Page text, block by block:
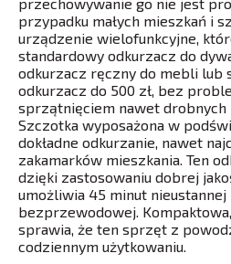
przypadku małych mieszkań i
urządzenie wielofunkcyjne,
standardowy odkurzacz do
odkurzacz ręczny do mebli lub
odkurzacz do 500 zł, bez
sprzątnięciem nawet drobnych
Szczotka wyposażona w
dokładne odkurzanie, nawet
zakamarków mieszkania. Ten
dzięki zastosowaniu dobrej
umożliwia 45 minut nieustannej
bezprzewodowej.
sprawia, że ten sprzęt z
codziennym użytkowaniu.